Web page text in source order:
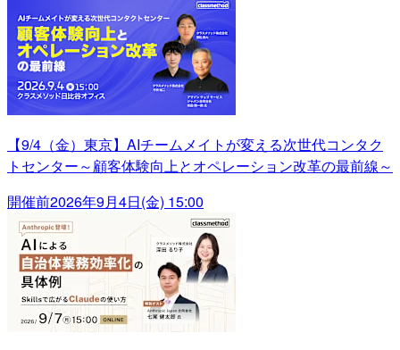
【9/4（金）東京】AIチームメイトが変える次世代コンタク
トセンター～顧客体験向上とオペレーション改革の最前線～
開催前2026年9月4日(金) 15:00